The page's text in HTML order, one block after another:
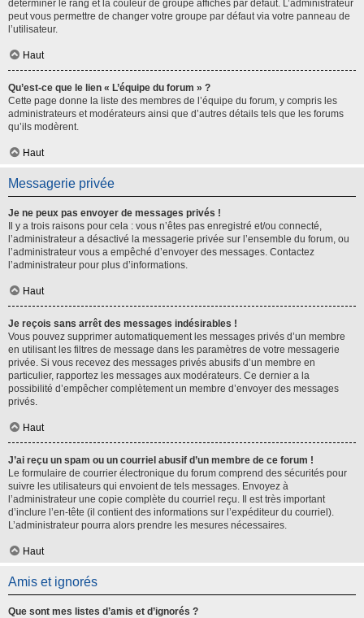
déterminer le rang et la couleur de groupe affichés par défaut. L’administrateur
peut vous permettre de changer votre groupe par défaut via votre panneau de
l’utilisateur.
Haut
Qu’est-ce que le lien « L’équipe du forum » ?
Cette page donne la liste des membres de l’équipe du forum, y compris les
administrateurs et modérateurs ainsi que d’autres détails tels que les forums
qu’ils modèrent.
Haut
Messagerie privée
Je ne peux pas envoyer de messages privés !
Il y a trois raisons pour cela : vous n’êtes pas enregistré et/ou connecté,
l’administrateur a désactivé la messagerie privée sur l’ensemble du forum, ou
l’administrateur vous a empêché d’envoyer des messages. Contactez
l’administrateur pour plus d’informations.
Haut
Je reçois sans arrêt des messages indésirables !
Vous pouvez supprimer automatiquement les messages privés d’un membre
en utilisant les filtres de message dans les paramètres de votre messagerie
privée. Si vous recevez des messages privés abusifs d’un membre en
particulier, rapportez les messages aux modérateurs. Ce dernier a la
possibilité d’empêcher complètement un membre d’envoyer des messages
privés.
Haut
J’ai reçu un spam ou un courriel abusif d’un membre de ce forum !
Le formulaire de courrier électronique du forum comprend des sécurités pour
suivre les utilisateurs qui envoient de tels messages. Envoyez à
l’administrateur une copie complète du courriel reçu. Il est très important
d’inclure l’en-tête (il contient des informations sur l’expéditeur du courriel).
L’administrateur pourra alors prendre les mesures nécessaires.
Haut
Amis et ignorés
Que sont mes listes d’amis et d’ignorés ?